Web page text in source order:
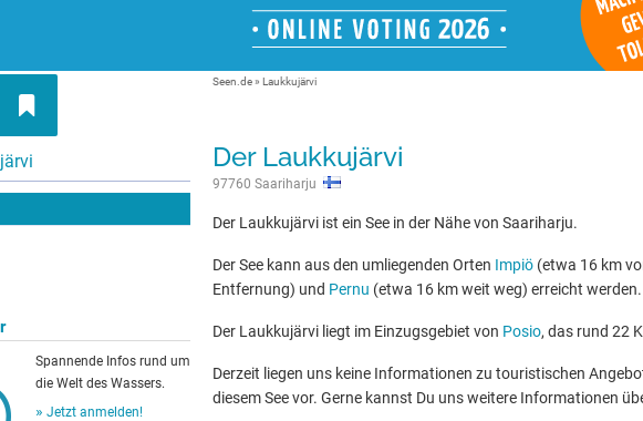
Spannende Infos rund um
die Welt des Wassers.
Jetzt anmelden!
Seen.de» Laukkujärvi
Der Laukkujärvi
97760 Saariharju
Der Laukkujärvi ist ein See in der Nähe von Saariharju.
Der See kann aus den umliegenden Orten Impiö (etwa 16 km
Entfernung) und Pernu (etwa 16 km weit weg) erreicht werden.
Der Laukkujärvi liegt im Einzugsgebiet von Posio, das rund 22
Derzeit liegen uns keine Informationen zu touristischen
diesem See vor. Gerne kannst Du uns weitere Informationen